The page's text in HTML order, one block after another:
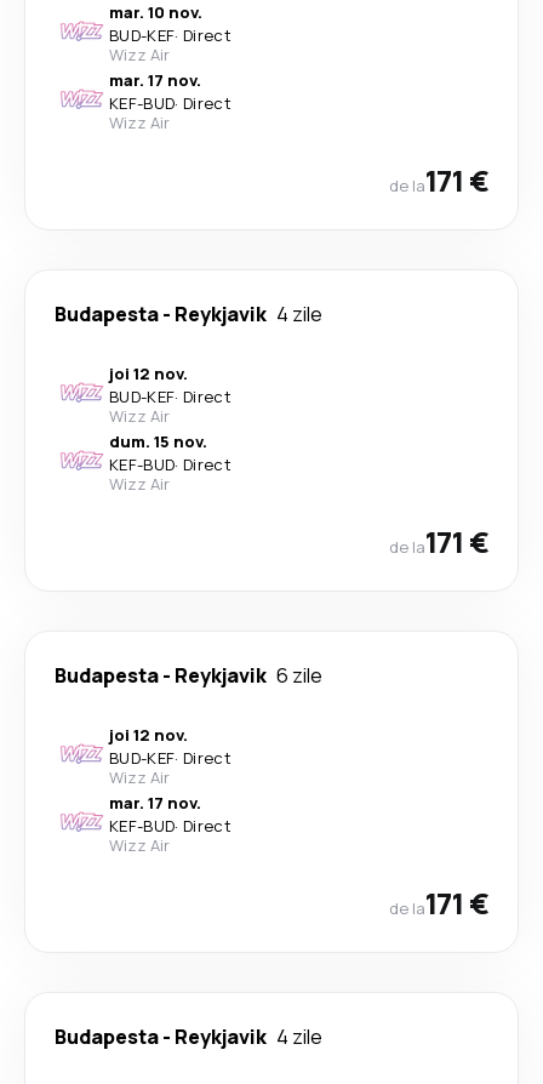
mar. 10 nov.
BUD-KEF· Direct
Wizz Air
mar. 17 nov.
KEF-BUD· Direct
Wizz Air
de la171 €
Budapesta- Reykjavik 4 zile
joi 12 nov.
BUD-KEF· Direct
Wizz Air
dum. 15 nov.
KEF-BUD· Direct
Wizz Air
de la171 €
Budapesta- Reykjavik 6 zile
joi 12 nov.
BUD-KEF· Direct
Wizz Air
mar. 17 nov.
KEF-BUD· Direct
Wizz Air
de la171 €
Budapesta- Reykjavik 4 zile